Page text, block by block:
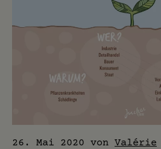
26. Mai 2020 von Valérie